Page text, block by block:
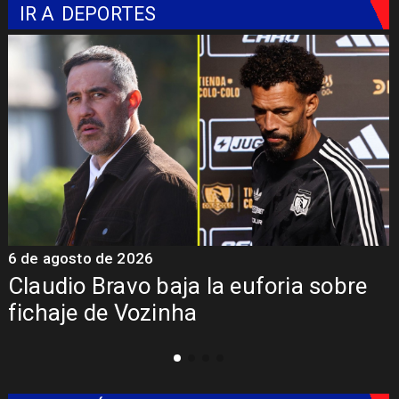
IR A DEPORTES
Presentación de Vozinha en Colo
Colo: Fecha, Estadio y Contrato
5 de agosto de 2026